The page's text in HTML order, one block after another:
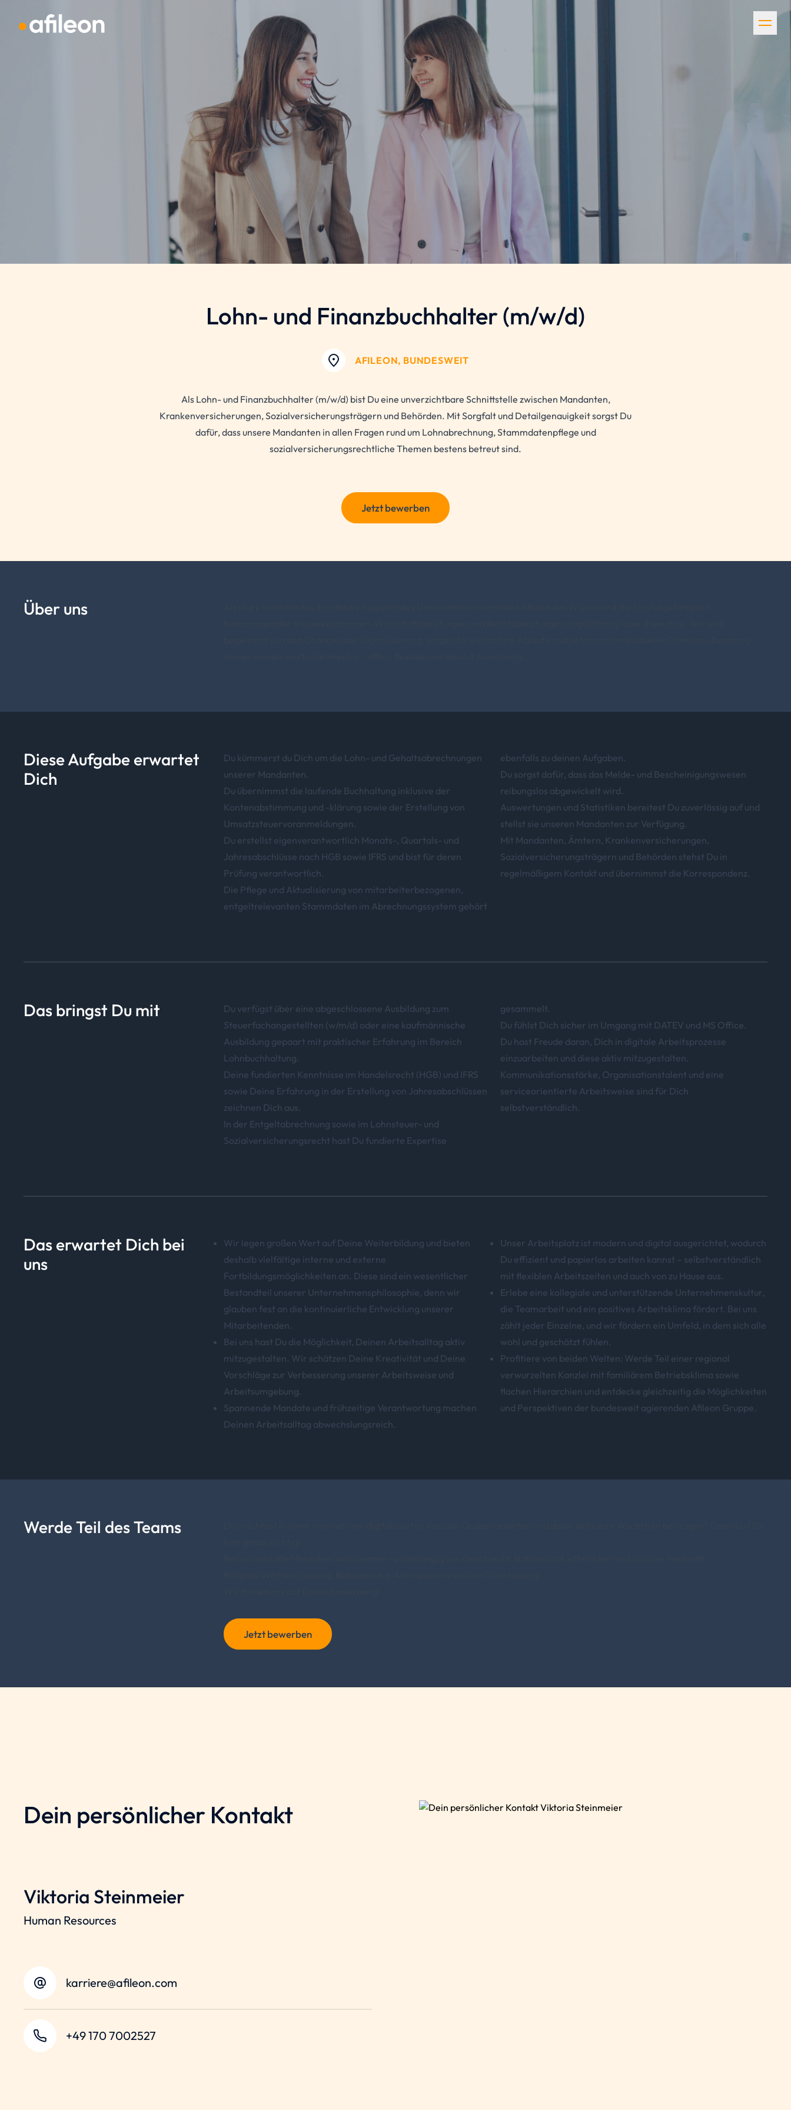
Navigation überspringen
Lohn- und Finanzbuchhalter(m/w/d)
AFILEON, BUNDESWEIT
Als Lohn- und Finanzbuchhalter (m/w/d) bist Du eine unverzichtbare Schnittstelle zwischen Mandanten,
Krankenversicherungen, Sozialversicherungsträgern und Behörden. Mit Sorgfalt und Detailgenauigkeit sorgst Du
dafür, dass unsere Mandanten in allen Fragen rund um Lohnabrechnung, Stammdatenpflege und
sozialversicherungsrechtliche Themen bestens betreut sind.
Jetzt bewerben
Über uns
Diese Aufgabe erwartet
Dich
Du kümmerst du Dich um die Lohn- und Gehaltsabrechnungen
unserer Mandanten.
Du übernimmst die laufende Buchhaltung inklusive der
Kontenabstimmung und -klärung sowie der Erstellung von
Umsatzsteuervoranmeldungen.
Du erstellst eigenverantwortlich Monats-, Quartals- und
Jahresabschlüsse nach HGB sowie IFRS und bist für deren
Prüfung verantwortlich.
Die Pflege und Aktualisierung von mitarbeiterbezogenen,
entgeltrelevanten Stammdaten im Abrechnungssystem gehört
ebenfalls zu deinen Aufgaben.
Du sorgst dafür, dass das Melde- und Bescheinigungswesen
reibungslos abgewickelt wird.
Auswertungen und Statistiken bereitest Du zuverlässig auf und
stellst sie unseren Mandanten zur Verfügung.
Mit Mandanten, Ämtern, Krankenversicherungen,
Sozialversicherungsträgern und Behörden stehst Du in
regelmäßigem Kontakt und übernimmst die Korrespondenz.
Das bringst Du mit
Du verfügst über eine abgeschlossene Ausbildung zum
Steuerfachangestellten (w/m/d) oder eine kaufmännische
Ausbildung gepaart mit praktischer Erfahrung im Bereich
Lohnbuchhaltung.
Deine fundierten Kenntnisse im Handelsrecht (HGB) und IFRS
sowie Deine Erfahrung in der Erstellung von Jahresabschlüssen
zeichnen Dich aus.
In der Entgeltabrechnung sowie im Lohnsteuer- und
Sozialversicherungsrecht hast Du fundierte Expertise
gesammelt.
Du fühlst Dich sicher im Umgang mit DATEV und MS Office.
Du hast Freude daran, Dich in digitale Arbeitsprozesse
einzuarbeiten und diese aktiv mitzugestalten.
Kommunikationsstärke, Organisationstalent und eine
serviceorientierte Arbeitsweise sind für Dich
selbstverständlich.
Das erwartet Dich bei
uns
Wir legen großen Wert auf Deine Weiterbildung und bieten
deshalb vielfältige interne und externe
Fortbildungsmöglichkeiten an. Diese sind ein wesentlicher
Bestandteil unserer Unternehmensphilosophie, denn wir
glauben fest an die kontinuierliche Entwicklung unserer
Mitarbeitenden.
Bei uns hast Du die Möglichkeit, Deinen Arbeitsalltag aktiv
mitzugestalten. Wir schätzen Deine Kreativität und Deine
Vorschläge zur Verbesserung unserer Arbeitsweise und
Arbeitsumgebung.
Spannende Mandate und frühzeitige Verantwortung machen
Deinen Arbeitsalltag abwechslungsreich.
Unser Arbeitsplatz ist modern und digital ausgerichtet, wodurch
Du effizient und papierlos arbeiten kannst – selbstverständlich
mit flexiblen Arbeitszeiten und auch von zu Hause aus.
Erlebe eine kollegiale und unterstützende Unternehmenskultur,
die Teamarbeit und ein positives Arbeitsklima fördert. Bei uns
zählt jeder Einzelne, und wir fördern ein Umfeld, in dem sich alle
wohl und geschätzt fühlen.
Profitiere von beiden Welten: Werde Teil einer regional
verwurzelten Kanzlei mit familiärem Betriebsklima sowie
flachen Hierarchien und entdecke gleichzeitig die Möglichkeiten
und Perspektiven der bundesweit agierenden Afileon Gruppe.
Werde Teil des Teams
Jetzt bewerben
Dein persönlicher Kontakt
Viktoria Steinmeier
Human Resources
karriere@afileon.com
+49 170 7002527